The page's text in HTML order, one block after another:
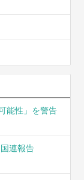
能性」を警告
連報告